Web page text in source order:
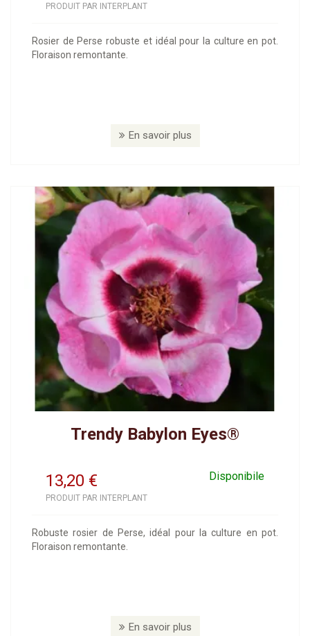
PRODUIT PAR INTERPLANT
Rosier de Perse robuste et idéal pour la culture en pot.
Floraison remontante.
En savoir plus
Trendy Babylon Eyes®
13,20 Disponibile
€
PRODUIT PAR INTERPLANT
Robuste rosier de Perse, idéal pour la culture en pot.
Floraison remontante.
En savoir plus